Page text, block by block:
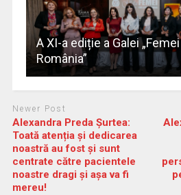
A XI-a ediție a Galei
România”
Newer Post
Alexandra Preda Șurtea:
Toată atenția și dedicarea
noastră au fost și sunt
centrate către pacientele
noastre dragi și așa va fi
mereu!